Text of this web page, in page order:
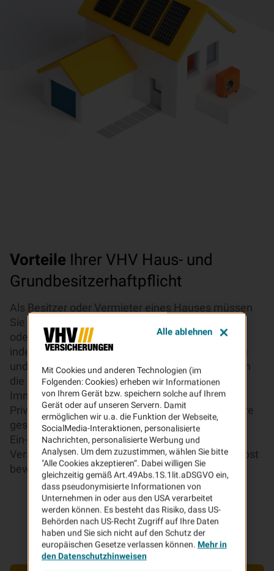
Vorteile Ihrer VHV Haus- und
Grundbesitzerhaftpflicht
Als Besitzer oder Vermieter eines Hauses müssen
Sie dafür sorgen, dass Benutzer Ihres Anwesens
oder Passanten vor Schaden bewahrt bleiben,
indem Sie Ihre Verkehrssicherungspflicht erfüllen
und alle erforderlichen Maßnahmen ergreifen, um
die Sicherheit auf Ihrem Grundstück und in Ihrer
Immobilie zu gewährleisten. Übrigens: Unsere
Privat-Haftpflichtversicherung schließt bereits Ihre
gesetzliche Haftpflicht als Inhaber eines
Ein-/Zwei-/Mehrfamilienhauses mit in den
Versicherungsschutz ein, wenn Sie das Haus selbst
bewohnen.
Mit Cookies und anderen Technologien (im
Folgenden: Cookies) erheben wir Informationen
von Ihrem Gerät bzw. speichern solche auf Ihrem
Gerät oder auf unseren Servern. Damit
ermöglichen wir u.a. die Funktion der Webseite,
SocialMedia-Interaktionen, personalisierte
Nachrichten, personalisierte Werbung und
Analysen. Um dem zuzustimmen, wählen Sie bitte
"Alle Cookies akzeptieren“. Dabei willigen Sie
gleichzeitig gemäß Art.49Abs.1S.1lit.aDSGVO ein,
dass pseudonymisierte Informationen von
Unternehmen in oder aus den USA verarbeitet
werden können. Es besteht das Risiko, dass US-
Behörden nach US-Recht Zugriff auf Ihre Daten
haben und Sie sich nicht auf den Schutz der
europäischen Gesetze verlassen können. Mehr in
den Datenschutzhinweisen
Alle ablehnen